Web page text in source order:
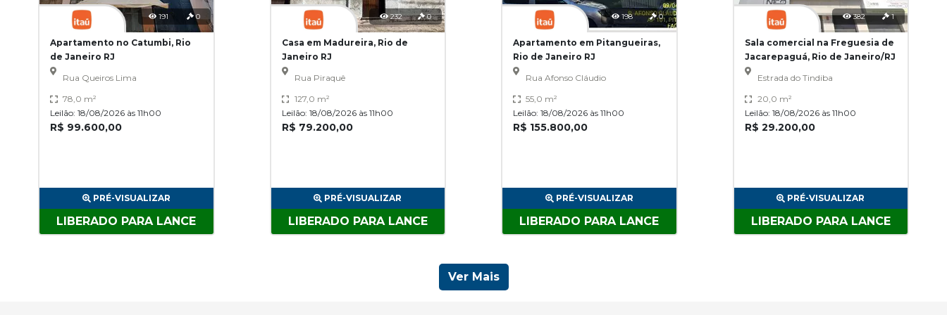
191 0
Apartamento no Catumbi, Rio
de Janeiro RJ
Rua Queiros Lima
78,0 m²
Leilão: 18/08/2026 às 11h00
R$ 99.600,00
PRÉ-VISUALIZAR
LIBERADO PARA LANCE
232 0
Casa em Madureira, Rio de
Janeiro RJ
Rua Piraquê
127,0 m²
Leilão: 18/08/2026 às 11h00
R$ 79.200,00
PRÉ-VISUALIZAR
LIBERADO PARA LANCE
198 0
Apartamento em Pitangueiras,
Rio de Janeiro RJ
Rua Afonso Cláudio
55,0 m²
Leilão: 18/08/2026 às 11h00
R$ 155.800,00
PRÉ-VISUALIZAR
LIBERADO PARA LANCE
382 1
Sala comercial na Freguesia de
Jacarepaguá, Rio de Janeiro/RJ
Estrada do Tindiba
20,0 m²
Leilão: 18/08/2026 às 11h00
R$ 29.200,00
PRÉ-VISUALIZAR
LIBERADO PARA LANCE
Ver Mais